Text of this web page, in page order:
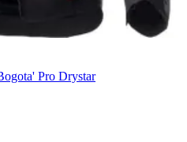
Pro Drystar